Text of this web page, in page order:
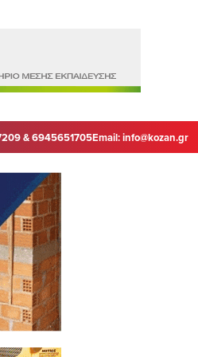
& 6945651705Email:info@kozan.gr